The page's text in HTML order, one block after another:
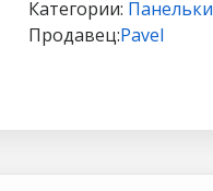
Категории: Панельки
Продавец:Pavel